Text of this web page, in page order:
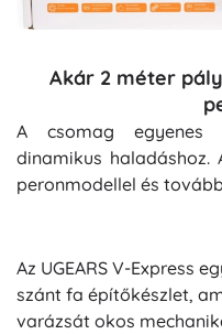
Akár 2 méter
A csomag egyenes
dinamikus
peronmodellel és
Az UGEARS V-Express
szánt fa építőkészlet,
varázsát okos